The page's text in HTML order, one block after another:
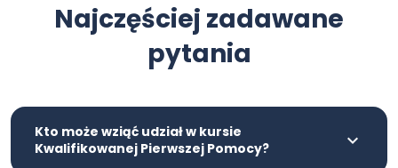
Najczęściej zadawane
pytania
Kto może wziąć udział w kursie
Kwalifikowanej Pierwszej Pomocy?